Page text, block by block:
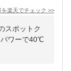
を楽天でチェック >>
スポットク
パワーで40℃